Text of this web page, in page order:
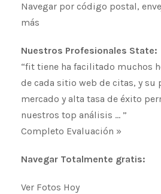
Navegar por código postal,
más
Nuestros Profesionales State:
“fit tiene ha facilitado muchos
de cada sitio web de citas, y su
mercado y alta tasa de éxito
nuestros top análisis … ”
Completo Evaluación »
Navegar Totalmente gratis:
Ver Fotos Hoy